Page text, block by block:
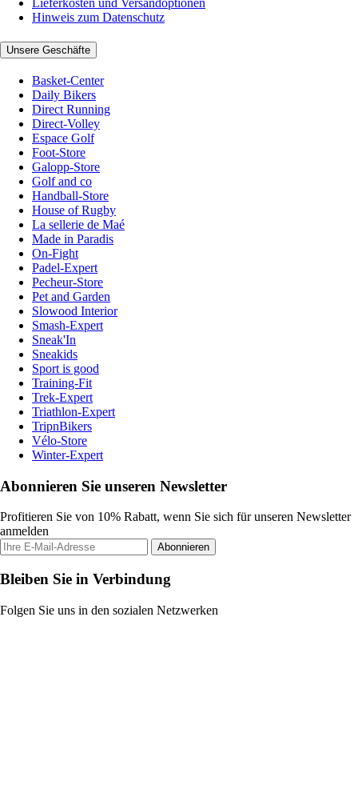
Lieferkosten und Versandoptionen
Hinweis zum Datenschutz
Unsere Geschäfte
Basket-Center
Daily Bikers
Direct Running
Direct-Volley
Espace Golf
Foot-Store
Galopp-Store
Golf and co
Handball-Store
House of Rugby
La sellerie de Maé
Made in Paradis
On-Fight
Padel-Expert
Pecheur-Store
Pet and Garden
Slowood Interior
Smash-Expert
Sneak'In
Sneakids
Sport is good
Training-Fit
Trek-Expert
Triathlon-Expert
TripnBikers
Vélo-Store
Winter-Expert
Abonnieren Sie unseren Newsletter
Profitieren Sie von 10% Rabatt, wenn Sie sich für unseren Newsletter
anmelden
Abonnieren
Bleiben Sie in Verbindung
Folgen Sie uns in den sozialen Netzwerken